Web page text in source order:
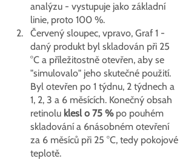
analýzu - vystupuje jako základní
linie, proto 100 %.
Červený sloupec, vpravo, Graf 1 -
daný produkt byl skladován při 25
°C a příležitostně otevřen, aby se
"simulovalo" jeho skutečné použití.
Byl otevřen po 1 týdnu, 2 týdnech a
1, 2, 3 a 6 měsících. Konečný obsah
retinolu klesl o 75 % po pouhém
skladování a 6násobném otevření
za 6 měsíců při 25 °C, tedy pokojové
teplotě.